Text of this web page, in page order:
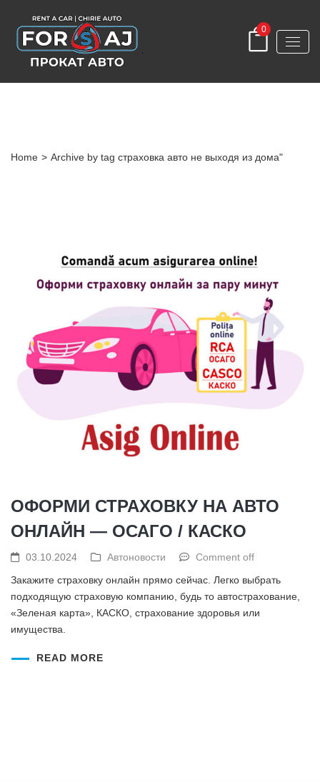
0
Home > Archive by tag страховка авто не выходя из дома"
ОФОРМИ СТРАХОВКУ НА АВТО
ОНЛАЙН — ОСАГО / КАСКО
03.10.2024 Автоновости
Comment off
Закажите страховку онлайн прямо сейчас. Легко выбрать
подходящую страховую компанию, будь то автострахование,
«Зеленая карта», КАСКО, страхование здоровья или
имущества.
READ MORE